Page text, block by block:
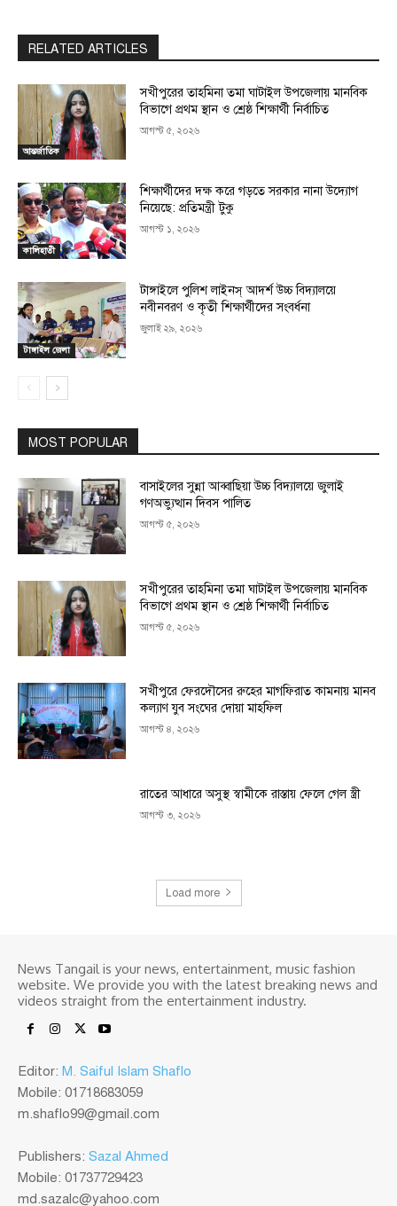
RELATED ARTICLES
আন্তর্জাতিক
সখীপুরের তাহমিনা তমা ঘাটাইল উপজেলায় মানবিক
বিভাগে প্রথম স্থান ও শ্রেষ্ঠ শিক্ষার্থী নির্বাচিত
আগস্ট ৫, ২০২৬
কালিহাতী
শিক্ষার্থীদের দক্ষ করে গড়তে সরকার নানা উদ্যোগ
নিয়েছে: প্রতিমন্ত্রী টুকু
আগস্ট ১, ২০২৬
টাঙ্গাইল জেলা
টাঙ্গাইলে পুলিশ লাইনস্ আদর্শ উচ্চ বিদ্যালয়ে
নবীনবরণ ও কৃতী শিক্ষার্থীদের সংবর্ধনা
জুলাই ২৯, ২০২৬
MOST POPULAR
বাসাইলের সুন্না আব্বাছিয়া উচ্চ বিদ্যালয়ে জুলাই
গণঅভ্যুত্থান দিবস পালিত
আগস্ট ৫, ২০২৬
সখীপুরের তাহমিনা তমা ঘাটাইল উপজেলায় মানবিক
বিভাগে প্রথম স্থান ও শ্রেষ্ঠ শিক্ষার্থী নির্বাচিত
আগস্ট ৫, ২০২৬
সখীপুরে ফেরদৌসের রুহের মাগফিরাত কামনায় মানব
কল্যাণ যুব সংঘের দোয়া মাহফিল
আগস্ট ৪, ২০২৬
রাতের আধারে অসুস্থ স্বামীকে রাস্তায় ফেলে গেল স্ত্রী
আগস্ট ৩, ২০২৬
Load more
News Tangail is your news, entertainment, music fashion
website. We provide you with the latest breaking news and
videos straight from the entertainment industry.
Editor: M. Saiful Islam Shaflo
Mobile: 01718683059
m.shaflo99@gmail.com
Publishers: Sazal Ahmed
Mobile: 01737729423
md.sazalc@yahoo.com